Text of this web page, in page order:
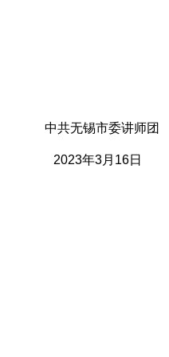
师团
日